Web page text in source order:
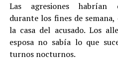
Las agresiones habrían
durante los fines de
la casa del acusado. Los
esposa no sabía lo que
turnos nocturnos.